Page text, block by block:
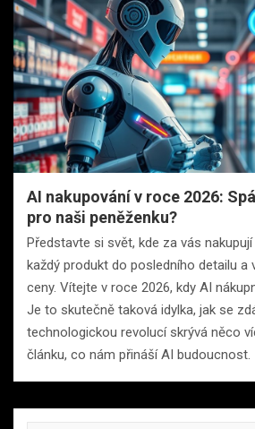
AI nakupování v roce 2026:
pro naši peněženku?
Představte si svět, kde za vás
každý produkt do posledního detailu a
ceny. Vítejte v roce 2026, kdy AI
Je to skutečně taková idylka, jak se
technologickou revolucí skrývá něco
článku, co nám přináší AI budoucnost.